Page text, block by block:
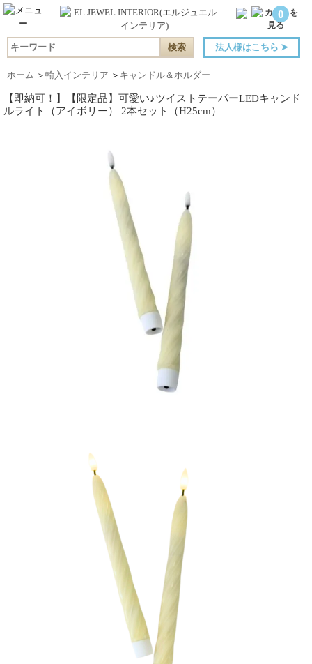
0
法人様はこちら ➤
ホーム ＞ 輸入インテリア ＞ キャンドル＆ホルダー
【即納可！】【限定品】可愛い♪ツイストテーパーLEDキャンド
ルライト（アイボリー） 2本セット（H25cm）